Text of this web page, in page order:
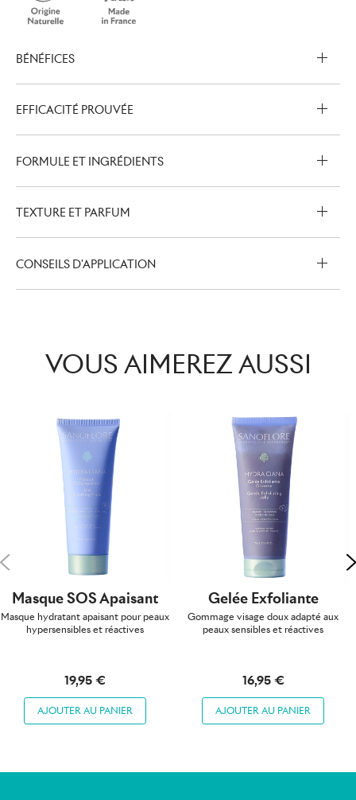
BÉNÉFICES
EFFICACITÉ PROUVÉE
FORMULE ET INGRÉDIENTS
TEXTURE ET PARFUM
CONSEILS D'APPLICATION
VOUS AIMEREZ AUSSI
Précédent
Masque SOS Apaisant
Masque hydratant apaisant pour peaux
hypersensibles et réactives
19,95 €
AJOUTER AU PANIER
Gelée Exfoliante
Gommage visage doux adapté aux
peaux sensibles et réactives
16,95 €
AJOUTER AU PANIER